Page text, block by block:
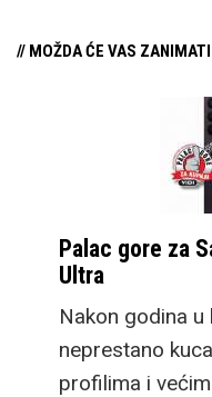
// MOŽDA ĆE VAS ZANIMATI
Palac gore za
Ultra
Nakon godina
neprestano
profilima i